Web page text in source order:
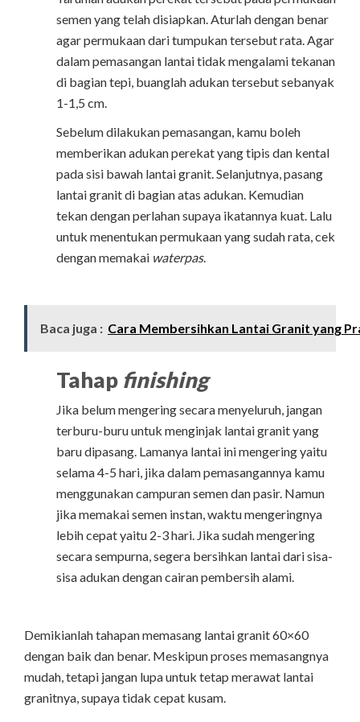
semen yang telah disiapkan. Aturlah dengan benar
agar permukaan dari tumpukan tersebut rata. Agar
dalam pemasangan lantai tidak mengalami tekanan
di bagian tepi, buanglah adukan tersebut sebanyak
1-1,5 cm.
Sebelum dilakukan pemasangan, kamu boleh
memberikan adukan perekat yang tipis dan kental
pada sisi bawah lantai granit. Selanjutnya, pasang
lantai granit di bagian atas adukan. Kemudian
tekan dengan perlahan supaya ikatannya kuat. Lalu
untuk menentukan permukaan yang sudah rata, cek
dengan memakai waterpas.
Baca juga : Cara Membersihkan Lantai Granit yang
Tahap finishing
Jika belum mengering secara menyeluruh, jangan
terburu-buru untuk menginjak lantai granit yang
baru dipasang. Lamanya lantai ini mengering yaitu
selama 4-5 hari, jika dalam pemasangannya kamu
menggunakan campuran semen dan pasir. Namun
jika memakai semen instan, waktu mengeringnya
lebih cepat yaitu 2-3 hari. Jika sudah mengering
secara sempurna, segera bersihkan lantai dari sisa-
sisa adukan dengan cairan pembersih alami.
Demikianlah tahapan memasang lantai granit 60×60
dengan baik dan benar. Meskipun proses memasangnya
mudah, tetapi jangan lupa untuk tetap merawat lantai
granitnya, supaya tidak cepat kusam.